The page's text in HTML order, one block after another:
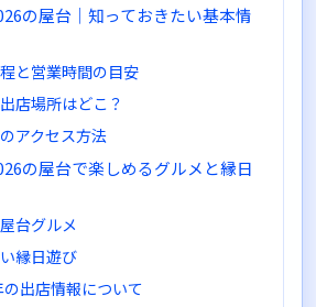
の屋台｜知っておきたい基本情
と営業時間の目安
店場所はどこ？
アクセス方法
の屋台で楽しめるグルメと縁日
台グルメ
縁日遊び
出店情報について